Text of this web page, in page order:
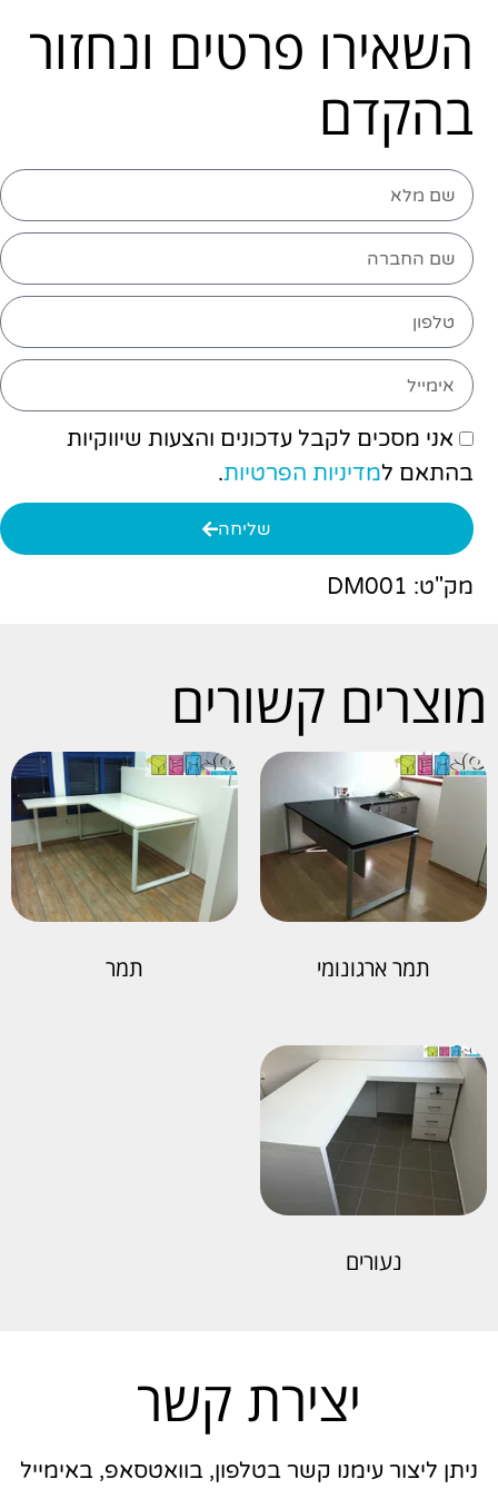
השאירו פרטים ונחזור
בהקדם
אני מסכים לקבל עדכונים והצעות שיווקיות
בהתאם למדיניות הפרטיות.
שליחה
מק"ט: DM001
מוצרים קשורים
תמר ארגונומי תמר
נעורים
יצירת קשר
ניתן ליצור עימנו קשר בטלפון, בוואטסאפ, באימייל